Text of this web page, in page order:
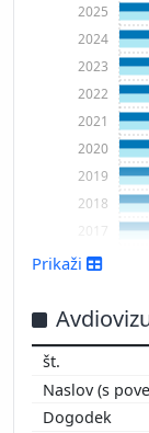
2010
2011
2013
2014
2016
2017
2018
2019
2020
2021
2022
2023
2024
2025
Prikaži